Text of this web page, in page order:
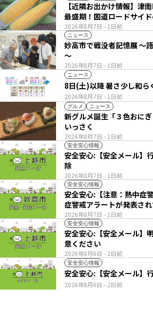
2026年8月7日 - 1日前
【近隣お出かけ情報】津
最盛期！国道ロードサイ
い列
ニュース
2026年8月7日 - 1日前
妙高市で戦没者記憶展 ～
～
ニュース
2026年8月7日 - 1日前
8日(土)以降 暑さ少
グルメ ニュース
2026年8月7日 - 1日前
新グルメ誕生「３色おに
いっさく
安全安心情報
2026年8月7日 - 1日前
安全安心:【安全メール】
除
安全安心情報
2026年8月7日 - 1日前
安全安心:【注意：熱中症
症警戒アラートが発表され
安全安心情報
2026年8月6日 - 2日前
安全安心:【安全メール】
意ください
安全安心情報
2026年8月6日 - 2日前
安全安心:【安全メール】